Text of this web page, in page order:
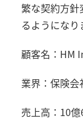
繁な契約方針
るようになり
顧客名： HM
業界：保険会
売上高： 10億